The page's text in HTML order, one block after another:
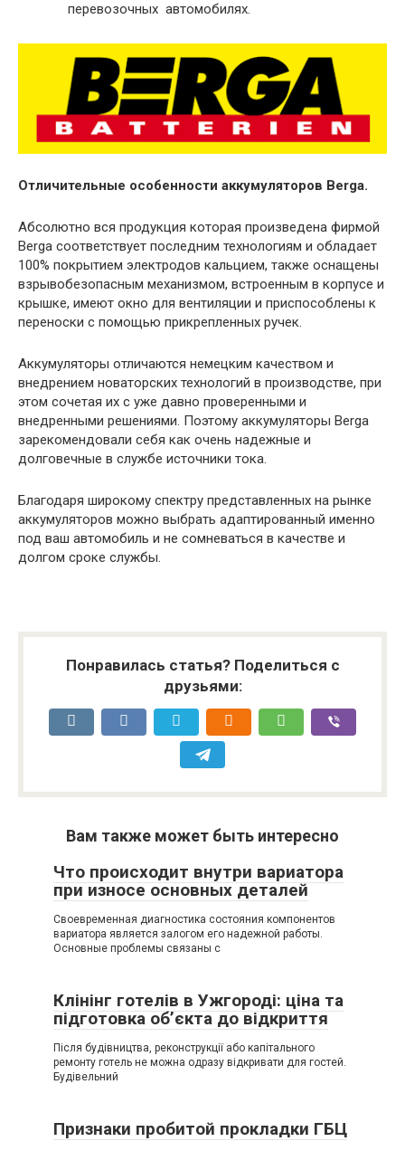
перевозочных автомобилях.
Отличительные особенности аккумуляторов Berga.
Абсолютно вся продукция которая произведена фирмой
Berga соответствует последним технологиям и обладает
100% покрытием электродов кальцием, также оснащены
взрывобезопасным механизмом, встроенным в корпусе и
крышке, имеют окно для вентиляции и приспособлены к
переноски с помощью прикрепленных ручек.
Аккумуляторы отличаются немецким качеством и
внедрением новаторских технологий в производстве, при
этом сочетая их с уже давно проверенными и
внедренными решениями. Поэтому аккумуляторы Berga
зарекомендовали себя как очень надежные и
долговечные в службе источники тока.
Благодаря широкому спектру представленных на рынке
аккумуляторов можно выбрать адаптированный именно
под ваш автомобиль и не сомневаться в качестве и
долгом сроке службы.
Понравилась статья? Поделиться с
друзьями:
Вам также может быть интересно
Что происходит внутри вариатора
при износе основных деталей
Своевременная диагностика состояния компонентов
вариатора является залогом его надежной работы.
Основные проблемы связаны с
Клінінг готелів в Ужгороді: ціна та
підготовка об’єкта до відкриття
Після будівництва, реконструкції або капітального
ремонту готель не можна одразу відкривати для гостей.
Будівельний
Признаки пробитой прокладки ГБЦ